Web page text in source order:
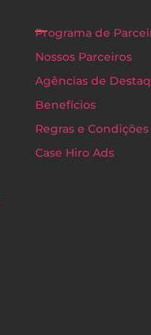
Programa de
Nossos Parceiros
Agências de
Benefícios
Regras e Condições
Case Hiro Ads